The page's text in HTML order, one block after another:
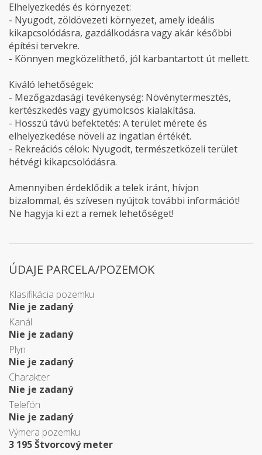
Elhelyezkedés és környezet:
- Nyugodt, zöldövezeti környezet, amely ideális
kikapcsolódásra, gazdálkodásra vagy akár későbbi
építési tervekre.
- Könnyen megközelíthető, jól karbantartott út mellett.
Kiváló lehetőségek:
- Mezőgazdasági tevékenység: Növénytermesztés,
kertészkedés vagy gyümölcsös kialakítása.
- Hosszú távú befektetés: A terület mérete és
elhelyezkedése növeli az ingatlan értékét.
- Rekreációs célok: Nyugodt, természetközeli terület
hétvégi kikapcsolódásra.
Amennyiben érdeklődik a telek iránt, hívjon
bizalommal, és szívesen nyújtok további információt!
Ne hagyja ki ezt a remek lehetőséget!
ÚDAJE PARCELA/POZEMOK
Klasifikácia pozemku
Nie je zadaný
Kanál
Nie je zadaný
Plyn
Nie je zadaný
Charakter
Nie je zadaný
Telefón
Nie je zadaný
Výmera pozemku
3 195 Štvorcový meter